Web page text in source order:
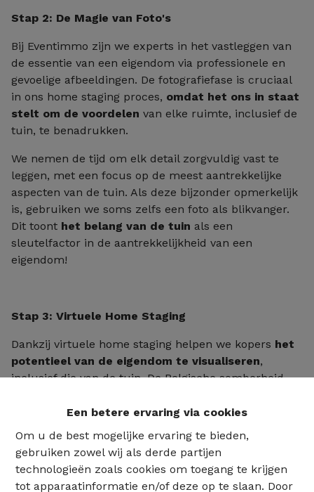
Een betere ervaring via cookies
Om u de best mogelijke ervaring te bieden,
gebruiken zowel wij als derde partijen
technologieën zoals cookies om toegang te krijgen
tot apparaatinformatie en/of deze op te slaan. Door
Stap 2: De Magie van Foto's
Bij Eventimmo zijn we experts in het vastleggen van
de essentie van een eigendom via professionele en
gevoelige afbeeldingen. De fotografiefase is cruciaal
in ons home staging proces, omdat het ons in staat
stelt om de voordelen van elke ruimte, inclusief de
tuin, te benadrukken.
We nemen de tijd om elk detail zorgvuldig vast te
leggen, met een focus op de meest aantrekkelijke
aspecten van de tuin. Als deze bijzonder opmerkelijk
is, gebruiken we soms zelfs een foto als blikvanger.
Dit toont het belang van de tuin als een
sleutelfactor in de aantrekkelijkheid van een
eigendom!
Stap 3: Virtuele Home Staging
Dankzij virtuele home staging helpen we kopers het
potentieel van de eigendom te visualiseren,
inclusief die van de tuin. De Belgische somberheid
tuinmeubilair toe, een weelderig groen gazon,
kleurrijke bloemen en zelfs kinderspeelgoed. Deze
techniek helpt om interesse en emotie bij potentiële
kopers op te wekken.